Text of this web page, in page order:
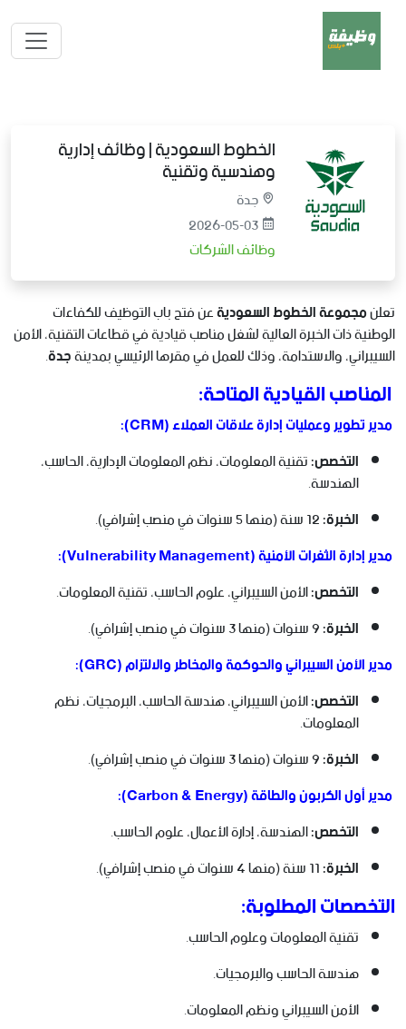
الخطوط السعودية | وظائف إدارية
وهندسية وتقنية
جدة
2026-05-03
وظائف الشركات
تعلنمجموعة الخطوط السعوديةعن فتح باب التوظيف للكفاءات
الوطنية ذات الخبرة العالية لشغل مناصب قيادية في قطاعات التقنية، الأمن
السيبراني، والاستدامة، وذلك للعمل في مقرها الرئيسي بمدينةجدة.
المناصب القيادية المتاحة:
مدير تطوير وعمليات إدارة علاقات العملاء (CRM):
التخصص:تقنية المعلومات، نظم المعلومات الإدارية، الحاسب،
الهندسة.
الخبرة:
مدير إدارة الثغرات الأمنية (Vulnerability Management):
التخصص:الأمن السيبراني، علوم الحاسب، تقنية المعلومات.
الخبرة:
مدير الأمن السيبراني والحوكمة والمخاطر والالتزام (GRC):
التخصص:الأمن السيبراني، هندسة الحاسب، البرمجيات، نظم
المعلومات.
الخبرة:
مدير أول الكربون والطاقة (Carbon & Energy):
التخصص:الهندسة، إدارة الأعمال، علوم الحاسب.
الخبرة:
التخصصات المطلوبة:
تقنية المعلومات وعلوم الحاسب.
هندسة الحاسب والبرمجيات.
الأمن السيبراني ونظم المعلومات.